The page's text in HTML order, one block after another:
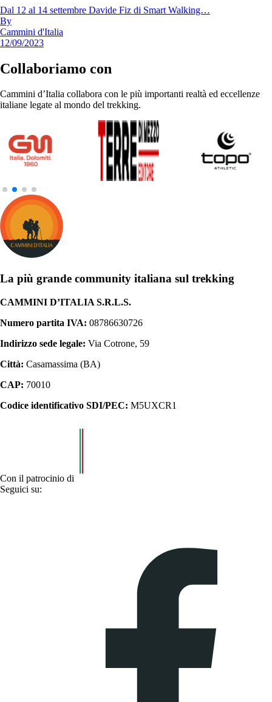
Dal 12 al 14 settembre Davide Fiz di Smart Walking…
By
Cammini d'Italia
12/09/2023
Collaboriamo con
Cammini d’Italia collabora con le più importanti realtà ed eccellenze
italiane legate al mondo del trekking.
La più grande community italiana sul trekking
CAMMINI D’ITALIA S.R.L.S.
Numero partita IVA: 08786630726
Indirizzo sede legale: Via Cotrone, 59
Città: Casamassima (BA)
CAP: 70010
Codice identificativo SDI/PEC: M5UXCR1
Con il patrocinio di
Seguici su: